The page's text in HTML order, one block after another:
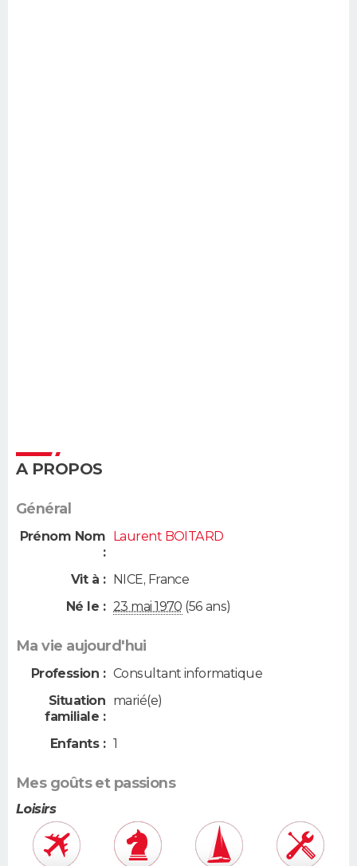
A PROPOS
Général
Prénom Nom
:
Laurent BOITARD
Vit à : NICE, France
Né le : 23 mai 1970 (56 ans)
Ma vie aujourd'hui
Profession : Consultant informatique
Situation
familiale :
marié(e)
Enfants : 1
Mes goûts et passions
Loisirs